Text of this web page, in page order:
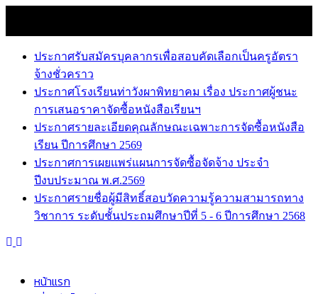
content
ประกาศรับสมัครบุคลากรเพื่อสอบคัดเลือกเป็นครูอัตรา
จ้างชั่วคราว
ประกาศโรงเรียนท่าวังผาพิทยาคม เรื่อง ประกาศผู้ชนะ
การเสนอราคาจัดซื้อหนังสือเรียนฯ
ประกาศรายละเอียดคุณลักษณะเฉพาะการจัดซื้อหนังสือ
เรียน ปีการศึกษา 2569
ประกาศการเผยแพร่แผนการจัดซื้อจัดจ้าง ประจำ
ปีงบประมาณ พ.ศ.2569
ประกาศรายชื่อผู้มีสิทธิ์สอบวัดความรู้ความสามารถทาง
วิชาการ ระดับชั้นประถมศึกษาปีที่ 5 - 6 ปีการศึกษา 2568
หน้าแรก